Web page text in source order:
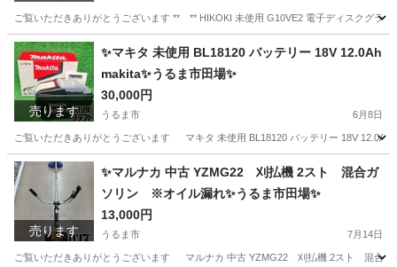
ご覧いただきありがとうございます ** ** HIKOKI 未使用 G10VE2 電子ディスクグラ
沖縄 うるま市 その他
売ります
✨マキタ 未使用 BL18120 バッテリー 18V 12.0Ah
makita✨うるま市田場✨
30,000円
うるま市 6月8日
ご覧いただきありがとうございます マキタ 未使用 BL18120 バッテリー 18V 12.0Ah
沖縄 うるま市 その他 18V
売ります
✨マルナカ 中古 YZMG22 刈払機 2スト 混合ガ
ソリン ※オイル漏れ✨うるま市田場✨
13,000円
うるま市 7月14日
ご覧いただきありがとうございます マルナカ 中古 YZMG22 刈払機 2スト 混合